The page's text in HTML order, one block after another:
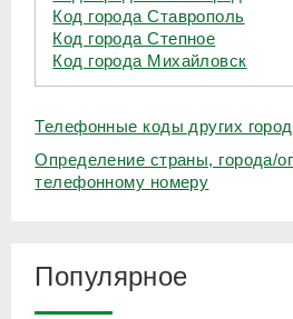
Код города Ставрополь
Код города Степное
Код города Михайловск
Телефонные коды других
Определение страны, города/
телефонному номеру
Популярное